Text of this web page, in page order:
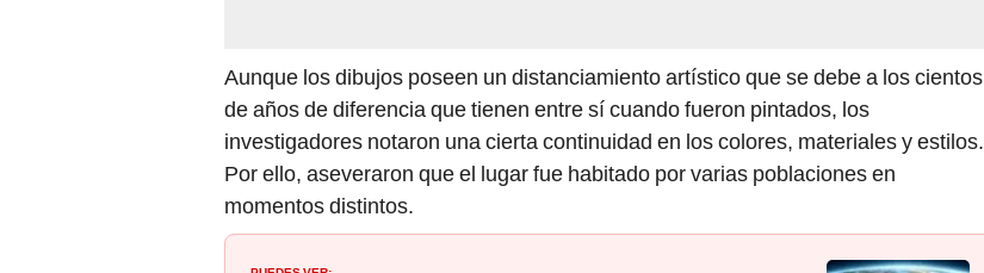
Aunque los dibujos poseen un distanciamiento artístico que se debe a los cientos
de años de diferencia que tienen entre sí cuando fueron pintados, los
investigadores notaron una cierta continuidad en los colores, materiales y estilos.
Por ello, aseveraron que el lugar fue habitado por varias poblaciones en
momentos distintos.